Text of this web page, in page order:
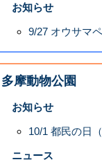
お知らせ
9/27 オウサマ
多摩動物公園
お知らせ
10/1 都民の日
ニュース